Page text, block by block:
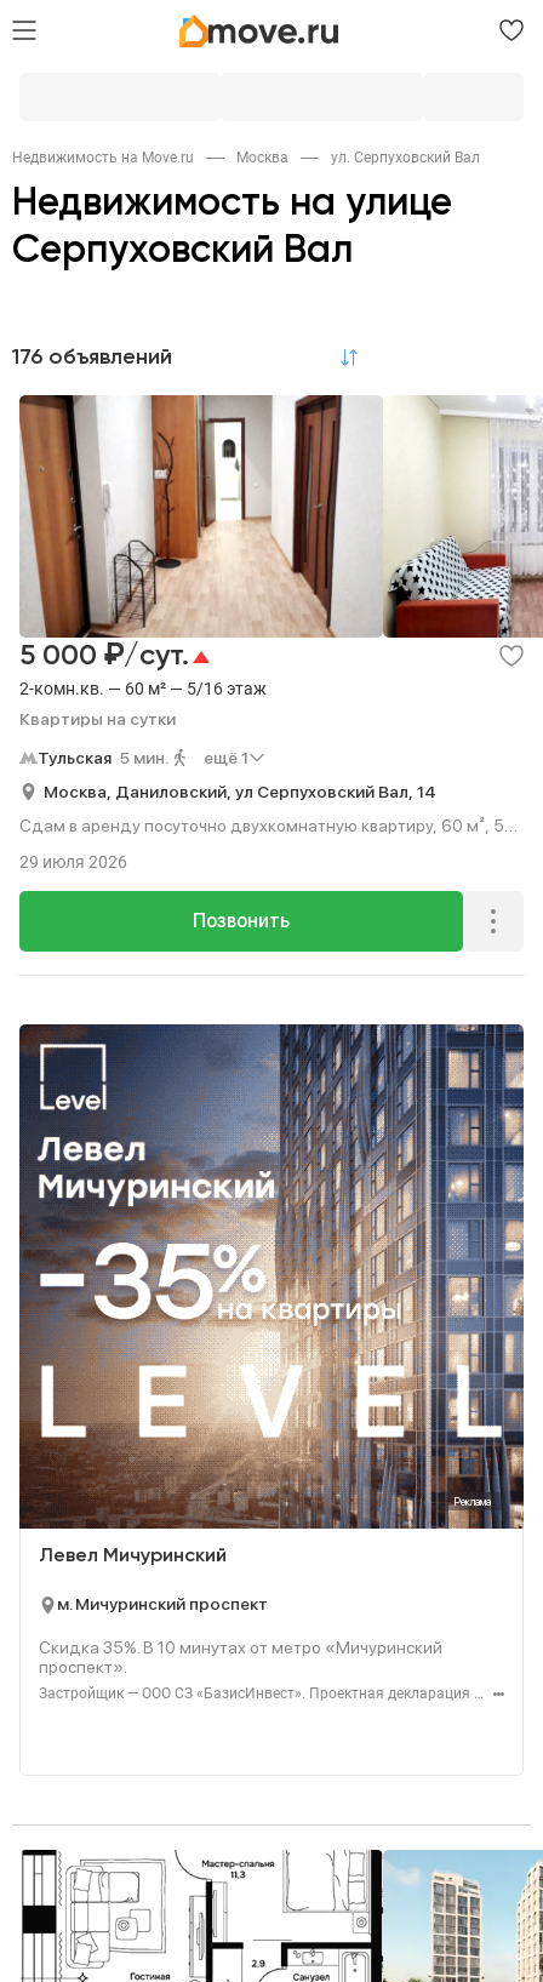
Недвижимость на Move.ru Москва ул. Серпуховский Вал
Недвижимость на улице
Серпуховский Вал
Гаражи
Квартиры в новостройках
Аренда
Квартиры Комнаты 1 Коммерческая
Гаражи
10 Квартиры на сутки
Посуточно
Квартиры на сутки
176 объявлений
2-комн.кв. — 60 м² — 5/16 этаж
Квартиры на сутки
5 000 ₽/сут.
Тульская 5 мин.
ещё 1
Москва, Даниловский, ул Серпуховский Вал, 14
Сдам в аренду посуточно двухкомнатную квартиру, 60 м², 5
Позвонить
29 июля 2026
Реклама
Левел Мичуринский
м. Мичуринский проспект
Скидка 35%. В 10 минутах от метро «Мичуринский
проспект».
Застройщик — ООО СЗ «БазисИнвест». Проектная декларация — наш.дом.рф. Акция до 31.08.2026. Не оферта. Подробности — level.ru